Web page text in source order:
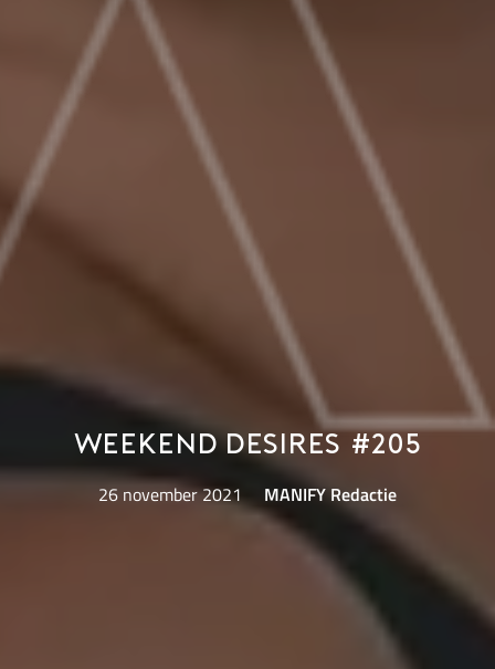
Weekend Desires #205
26 november 2021 MANIFY Redactie